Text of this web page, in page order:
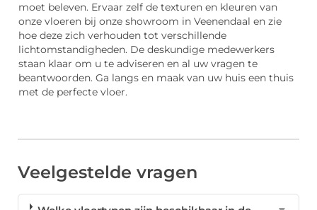
moet beleven. Ervaar zelf de texturen en kleuren van
onze vloeren bij onze showroom in Veenendaal en zie
hoe deze zich verhouden tot verschillende
lichtomstandigheden. De deskundige medewerkers
staan klaar om u te adviseren en al uw vragen te
beantwoorden. Ga langs en maak van uw huis een thuis
met de perfecte vloer.
Veelgestelde vragen